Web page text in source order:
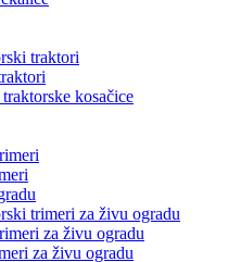
traktori
kosačice
trimeri za živu ogradu
za živu ogradu
za živu ogradu